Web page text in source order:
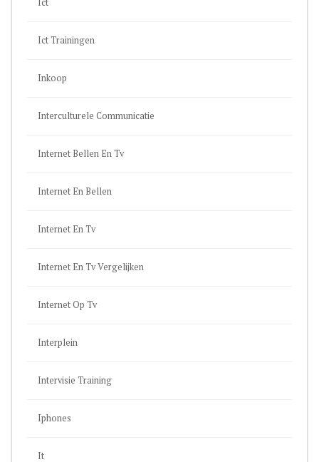
Ict
Ict Trainingen
Inkoop
Interculturele Communicatie
Internet Bellen En Tv
Internet En Bellen
Internet En Tv
Internet En Tv Vergelijken
Internet Op Tv
Interplein
Intervisie Training
Iphones
It